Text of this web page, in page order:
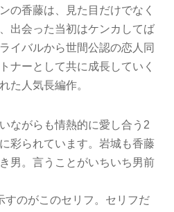
の香藤は、見た目だけでなく
出会った当初はケンカしてば
イバルから世間公認の恋人同
ナーとして共に成長していく
た人気長編作。
ながらも情熱的に愛し合う2
彩られています。岩城も香藤
男。言うことがいちいち男前
すのがこのセリフ。セリフだ